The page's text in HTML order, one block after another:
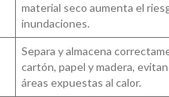
material seco aumenta el
inundaciones.
Separa y almacena
cartón, papel y madera,
áreas expuestas al calor.